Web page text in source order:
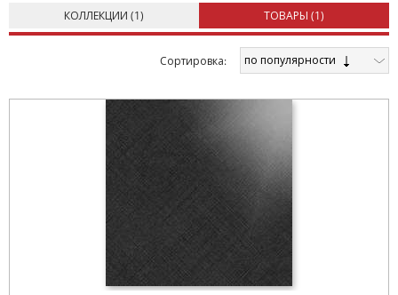
КОЛЛЕКЦИИ (1) ТОВАРЫ (1)
Cортировка: по популярности